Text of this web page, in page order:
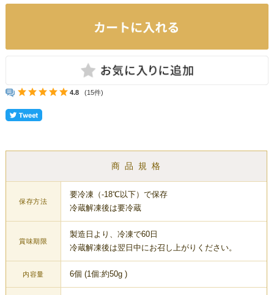
4.8 (15件)
商 品 規 格
保存方法
要冷凍（-18℃以下）で保存
冷蔵解凍後は要冷蔵
賞味期限
製造日より、冷凍で60日
冷蔵解凍後は翌日中にお召し上がりください。
内容量 6個 (1個:約50g )